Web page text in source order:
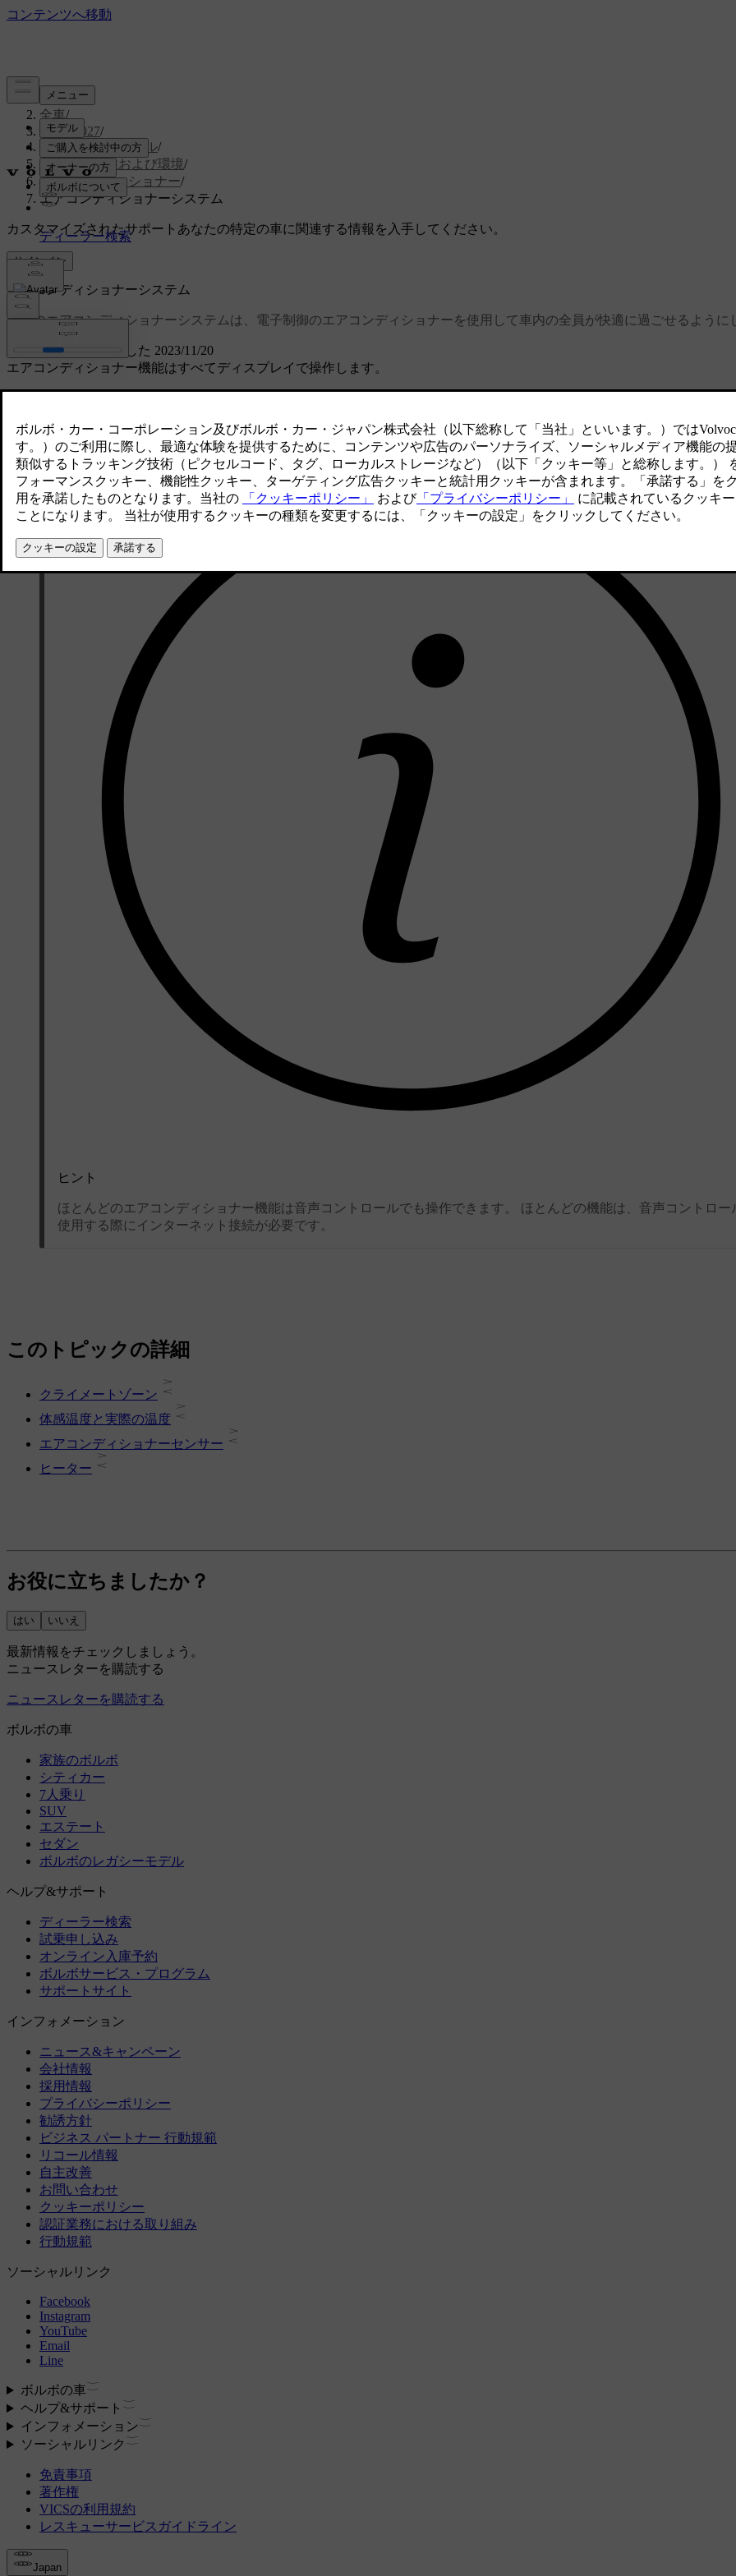
サポート
全車/
EX30 2027/
ユーザーマニュアル/
車内の快適性および環境/
エアコンディショナー/
エアコンディショナーシステム
カスタマイズされたサポート あなたの特定の車に関連する情報を入手してください。
サインイン
アップデートされました 2023/11/20
エアコンディショナーシステム
お車のエアコンディショナーシステムは、電子制御のエアコンディショナーを使用して車内の全員が快適に過ごせるように
エアコンディショナー機能はすべてディスプレイで操作します。
ヒント
ほとんどのエアコンディショナー機能は音声コントロールでも操作できます。 ほとんどの機能は、音声コントロー
使用する際にインターネット接続が必要です。
このトピックの詳細
クライメートゾーン
体感温度と実際の温度
エアコンディショナーセンサー
ヒーター
お役に立ちましたか？
はい いいえ